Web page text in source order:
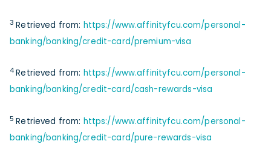
3Retrieved from: https://www.affinityfcu.com/personal-
banking/banking/credit-card/premium-visa
4Retrieved from: https://www.affinityfcu.com/personal-
banking/banking/credit-card/cash-rewards-visa
5Retrieved from: https://www.affinityfcu.com/personal-
banking/banking/credit-card/pure-rewards-visa